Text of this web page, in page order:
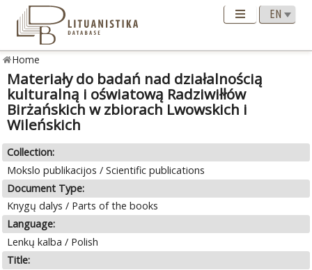
Home
Materiały do badań nad działalnością
kulturalną i oświatową Radziwiłłów
Birżańskich w zbiorach Lwowskich i
Wileńskich
Collection:
Mokslo publikacijos / Scientific publications
Document Type:
Knygų dalys / Parts of the books
Language:
Lenkų kalba / Polish
Title: